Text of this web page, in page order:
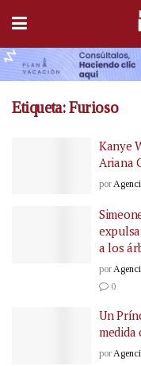
Etiqueta:Furioso
Kanye
Ariana
por
a los
por
0
Un
medida
por